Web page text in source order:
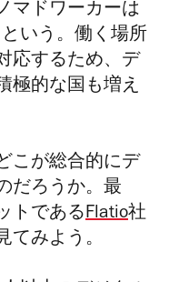
マドワーカーは
いう。働く場所
応するため、デ
極的な国も増え
こが総合的にデ
だろうか。最
トであるFlatio社
てみよう。